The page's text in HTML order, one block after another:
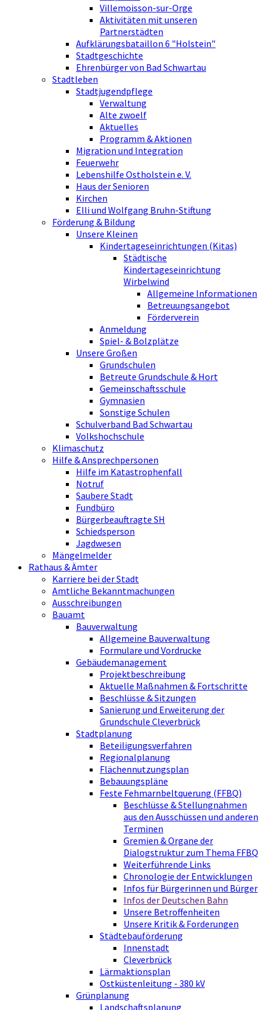
Villemoisson-sur-Orge
Aktivitäten mit unseren
Partnerstädten
Aufklärungsbataillon 6 "Holstein"
Stadtgeschichte
Ehrenbürger von Bad Schwartau
Stadtleben
Stadtjugendpflege
Verwaltung
Alte zwoelf
Aktuelles
Programm & Aktionen
Migration und Integration
Feuerwehr
Lebenshilfe Ostholstein e. V.
Haus der Senioren
Kirchen
Elli und Wolfgang Bruhn-Stiftung
Förderung & Bildung
Unsere Kleinen
Kindertageseinrichtungen (Kitas)
Städtische
Kindertageseinrichtung
Wirbelwind
Allgemeine Informationen
Betreuungsangebot
Förderverein
Anmeldung
Spiel- & Bolzplätze
Unsere Großen
Grundschulen
Betreute Grundschule & Hort
Gemeinschaftsschule
Gymnasien
Sonstige Schulen
Schulverband Bad Schwartau
Volkshochschule
Klimaschutz
Hilfe & Ansprechpersonen
Hilfe im Katastrophenfall
Notruf
Saubere Stadt
Fundbüro
Bürgerbeauftragte SH
Schiedsperson
Jagdwesen
Mängelmelder
Rathaus & Ämter
Karriere bei der Stadt
Amtliche Bekanntmachungen
Ausschreibungen
Bauamt
Bauverwaltung
Allgemeine Bauverwaltung
Formulare und Vordrucke
Gebäudemanagement
Projektbeschreibung
Aktuelle Maßnahmen & Fortschritte
Beschlüsse & Sitzungen
Sanierung und Erweiterung der
Grundschule Cleverbrück
Stadtplanung
Beteiligungsverfahren
Regionalplanung
Flächennutzungsplan
Bebauungspläne
Feste Fehmarnbeltquerung (FFBQ)
Beschlüsse & Stellungnahmen
aus den Ausschüssen und anderen
Terminen
Gremien & Organe der
Dialogstruktur zum Thema FFBQ
Weiterführende Links
Chronologie der Entwicklungen
Infos für Bürgerinnen und Bürger
Infos der Deutschen Bahn
Unsere Betroffenheiten
Unsere Kritik & Forderungen
Städtebauförderung
Innenstadt
Cleverbrück
Lärmaktionsplan
Ostküstenleitung - 380 kV
Grünplanung
Landschaftsplanung